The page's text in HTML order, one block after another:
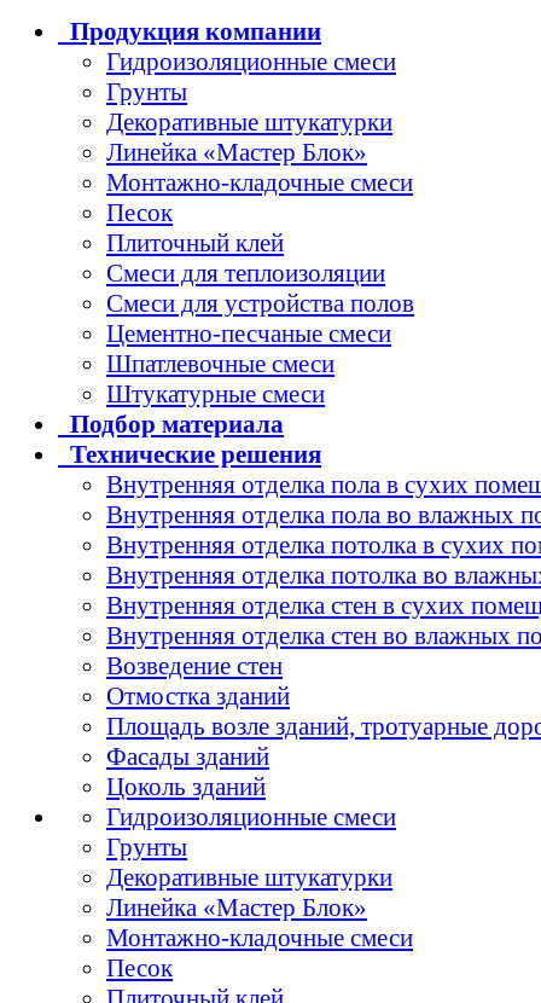
Продукция компании
Гидроизоляционные смеси
Грунты
Декоративные штукатурки
Линейка «Мастер Блок»
Монтажно-кладочные смеси
Песок
Плиточный клей
Смеси для теплоизоляции
Смеси для устройства полов
Цементно-песчаные смеси
Шпатлевочные смеси
Штукатурные смеси
Подбор материала
Технические решения
Внутренняя отделка пола в сухих
Внутренняя отделка пола во влажных
Внутренняя отделка потолка в сухих
Внутренняя отделка потолка во
Внутренняя отделка стен в сухих
Внутренняя отделка стен во влажных
Возведение стен
Отмостка зданий
Площадь возле зданий, тротуарные
Фасады зданий
Цоколь зданий
Гидроизоляционные смеси
Грунты
Декоративные штукатурки
Линейка «Мастер Блок»
Монтажно-кладочные смеси
Песок